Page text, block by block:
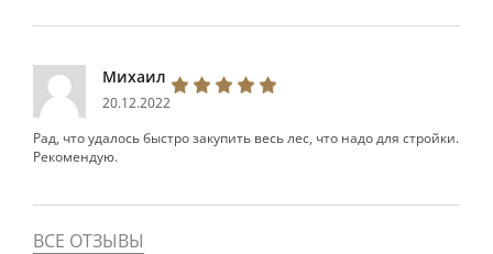
Михаил
20.12.2022
Рад, что удалось быстро закупить весь лес, что надо для стройки.
Рекомендую.
ВСЕ ОТЗЫВЫ